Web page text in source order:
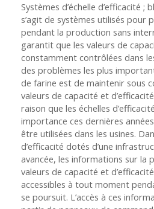
Systèmes d’échelle d’efficacité ;
s’agit de systèmes utilisés pour
pendant la production sans
garantit que les valeurs de
constamment contrôlées dans
des problèmes les plus
de farine est de maintenir sous
valeurs de capacité et
raison que les échelles
importance ces dernières
être utilisées dans les usines.
d’efficacité dotés d’une
avancée, les informations sur la
valeurs de capacité et
accessibles à tout moment
se poursuit. L’accès à ces